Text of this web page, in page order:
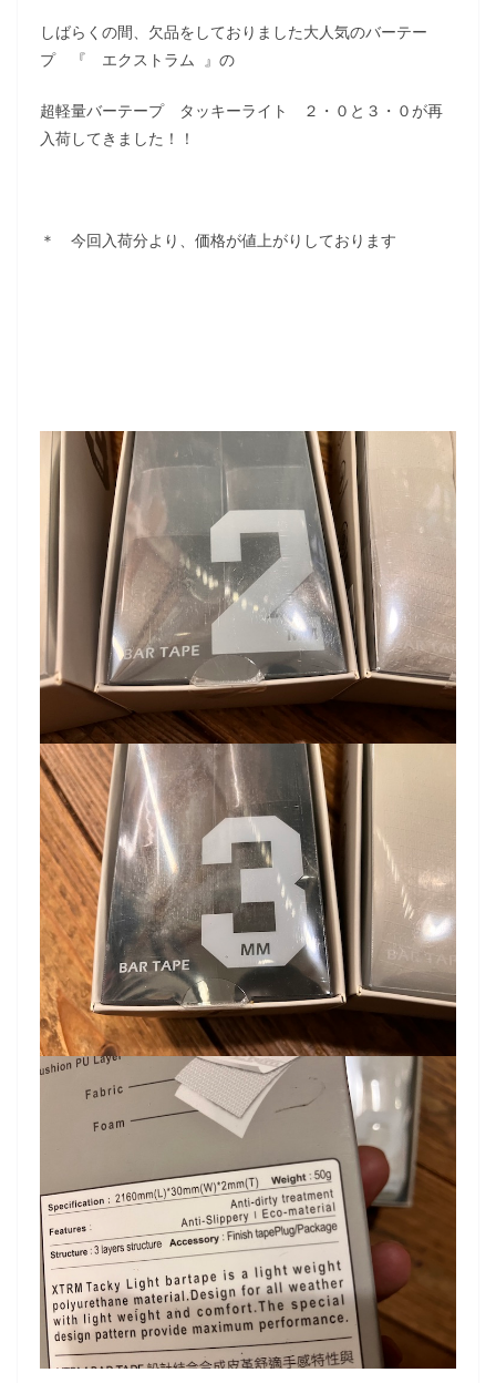
しばらくの間、欠品をしておりました大人気のバーテー
プ 『 エクストラム 』の
超軽量バーテープ タッキーライト ２・０と３・０が再
入荷してきました！！
＊ 今回入荷分より、価格が値上がりしております